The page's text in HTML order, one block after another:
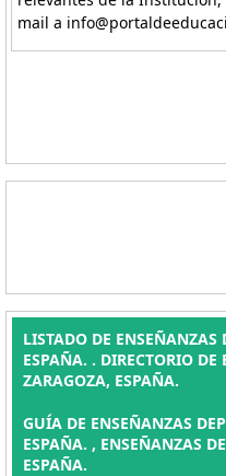
mail a
LISTADO DE ENSEÑANZAS
ESPAÑA. . DIRECTORIO DE
ZARAGOZA, ESPAÑA.
GUÍA DE ENSEÑANZAS
ESPAÑA. , ENSEÑANZAS
ESPAÑA.